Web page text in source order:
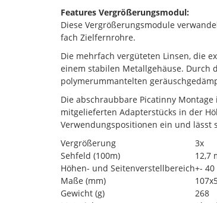
Features Vergrößerungsmodul:
Diese Vergrößerungsmodule
fach Zielfernrohre.
Die mehrfach vergüteten Linsen, die
einem stabilen Metallgehäuse. Durch
polymerummantelten
Die abschraubbare Picatinny
mitgelieferten Adapterstücks in der
Verwendungspositionen ein und
Vergrößerung
3x
Sehfeld (100m)
12,7
Höhen- und Seitenverstellbereich+- 40
Maße (mm)
Gewicht (g)
268